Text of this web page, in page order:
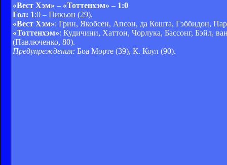
«Вест Хэм» – «Тоттенхэм» – 1:0
Гол: 1:0 – Пикьон (29).
«Вест Хэм»: Грин, Якобсен, Апсон, да Кошта, Гэббидон,
«Тоттенхэм»: Кудичини, Хаттон, Чорлука, Бассонг, Бэйл,
(Павлюченко, 80).
Предупреждения: Боа Морте (39), К. Коул (90).